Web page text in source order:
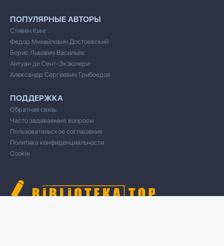
ПОПУЛЯРНЫЕ АВТОРЫ
Стивен Кинг
Федор Михайлович Достоевский
Борис Львович Васильев
Антуан де Сент-Экзюпери
Александр Сергеевич Грибоедов
ПОДДЕРЖКА
Обратная связь
Часто задаваемые вопросы
Пользовательское соглашение
Политика конфиденциальности
Cookie